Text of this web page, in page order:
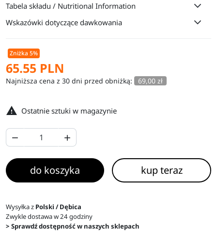
Tabela składu / Nutritional Information
Wskazówki dotyczące dawkowania
Zniżka 5%
65.55 PLN
Najniższa cena z 30 dni przed obniżką: 69,00 zł
 Ostatnie sztuki w magazynie
 
do koszyka kup teraz
Wysyłka z Polski / Dębica
Zwykle dostawa w 24 godziny
> Sprawdź dostępność w naszych sklepach